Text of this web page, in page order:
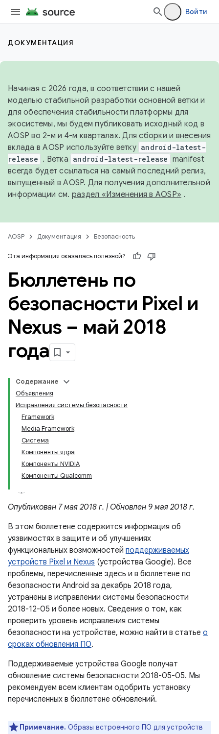
Войти
ДОКУМЕНТАЦИЯ
Начиная с 2026 года, в соответствии с нашей
моделью стабильной разработки основной ветки и
для обеспечения стабильности платформы для
экосистемы, мы будем публиковать исходный код в
AOSP во 2-м и 4-м кварталах. Для сборки и внесения
вклада в AOSP используйте ветку android-latest-
release . Ветка android-latest-release manifest
всегда будет ссылаться на самый последний релиз,
выпущенный в AOSP. Для получения дополнительной
информации см. раздел «Изменения в AOSP» .
AOSP Документация Безопасность
Эта информация оказалась полезной?
Бюллетень по
безопасности Pixel и
Nexus – май 2018
года
Содержание
Объявления
Исправления системы безопасности
Framework
Media Framework
Система
Компоненты ядра
Компоненты NVIDIA
Компоненты Qualcomm
Опубликован 7 мая 2018 г. | Обновлен 9 мая 2018 г.
В этом бюллетене содержится информация об
уязвимостях в защите и об улучшениях
функциональных возможностей поддерживаемых
устройств Pixel и Nexus (устройства Google). Все
проблемы, перечисленные здесь и в бюллетене по
безопасности Android за декабрь 2018 года,
устранены в исправлении системы безопасности
2018-12-05 и более новых. Сведения о том, как
проверить уровень исправления системы
безопасности на устройстве, можно найти в статье о
сроках обновления ПО.
Поддерживаемые устройства Google получат
обновление системы безопасности 2018-05-05. Мы
рекомендуем всем клиентам одобрить установку
перечисленных в бюллетене обновлений.
Примечание. Образы встроенного ПО для устройств